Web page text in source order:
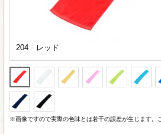
204 レッド
※画像ですので実際の色味とは若干の誤差が生じます。